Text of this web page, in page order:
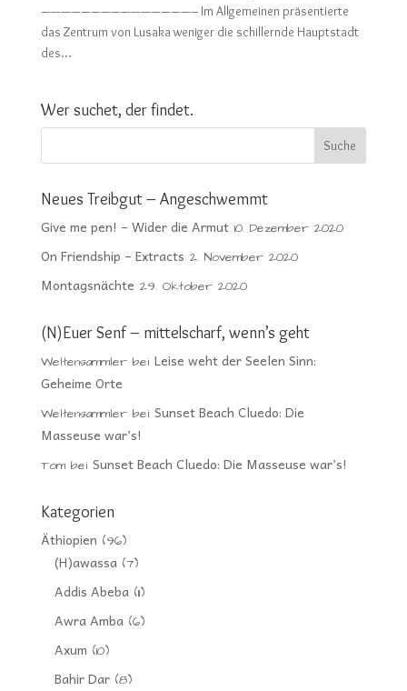
———————————————– Im Allgemeinen präsentierte
das Zentrum von Lusaka weniger die schillernde Hauptstadt
des...
Wer suchet, der findet.
Neues Treibgut – Angeschwemmt
Give me pen! – Wider die Armut 10. Dezember 2020
On Friendship – Extracts 2. November 2020
Montagsnächte 29. Oktober 2020
(N)Euer Senf – mittelscharf, wenn’s geht
Weltensammlerbei Leise weht der Seelen Sinn:
Geheime Orte
Weltensammlerbei Sunset Beach Cluedo: Die
Masseuse war’s!
Tombei Sunset Beach Cluedo: Die Masseuse war’s!
Kategorien
Äthiopien (96)
(H)awassa(7)
Addis Abeba(11)
Awra Amba(6)
Axum (10)
Bahir Dar(8)